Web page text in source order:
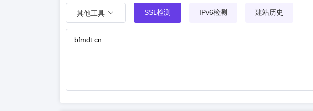
其他工具 SSL检测 IPv6检测 建站历史